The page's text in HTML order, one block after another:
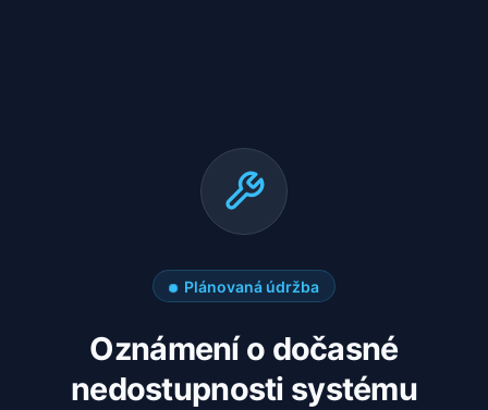
Plánovaná údržba
Oznámení o dočasné
nedostupnosti systému